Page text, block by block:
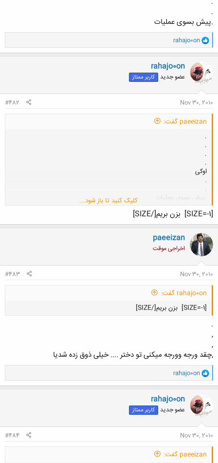
.
.پیش بسوی عملیات
و
ا
ک
ن
ش
ه
ا
rahajo0on
rahajo0on
عضو جدید کاربر ممتاز
Nov 30, 2010
#482
paeeizan گفت:
.
.
.
.
اوکی
.
.
.پیش بسوی عملیات
کلیک کنید تا باز شود...
[SIZE=-1]
بزن بریم[/SIZE]
paeeizan
اخراجی موقت
Nov 30, 2010
#483
rahajo0on گفت:
[SIZE=-1]
بزن بریم[/SIZE]
.
,
,
,چقد ورجه وورجه میکنی تو دختر .... خیلی ذوق زده شدیا
و
ا
ک
ن
ش
ه
ا
rahajo0on
rahajo0on
عضو جدید کاربر ممتاز
Nov 30, 2010
#484
paeeizan گفت: